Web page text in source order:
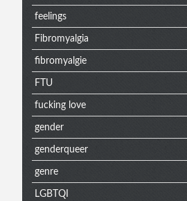
extra
feelings
Fibromyalgia
fibromyalgie
FTU
fucking love
gender
genderqueer
genre
LGBTQI